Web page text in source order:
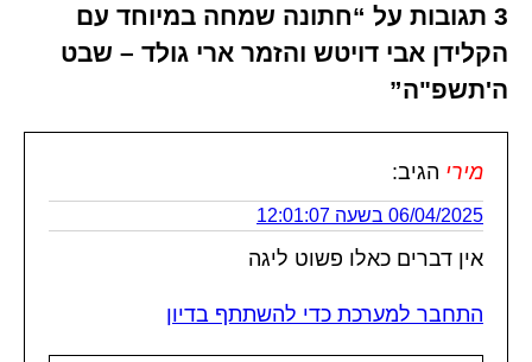
3 תגובות על “חתונה שמחה במיוחד עם
הקלידן אבי דויטש והזמר ארי גולד – שבט
ה'תשפ"ה”
מירי הגיב:
06/04/2025 בשעה 12:01:07
אין דברים כאלו פשוט ליגה
התחבר למערכת כדי להשתתף בדיון